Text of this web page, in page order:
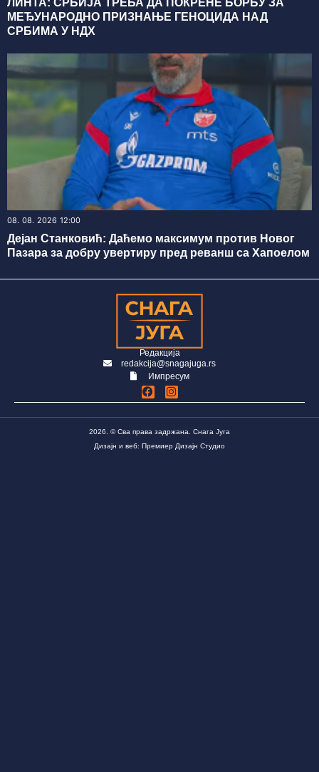
ЛИНТА: СРБИЈА ТРЕБА ДА ПОКРЕНЕ БОРБУ ЗА
МЕЂУНАРОДНО ПРИЗНАЊЕ ГЕНОЦИДА НАД
СРБИМА У НДХ
08. 08. 2026 12:00
Дејан Станковић: Даћемо максимум против Новог
Пазара за добру увертиру пред реванш са Хапоелом
Редакција
redakcija@snagajuga.rs
Импресум
2026. © Сва права задржана. Снага Југа
Дизајн и веб: Премиер Дизајн Студио